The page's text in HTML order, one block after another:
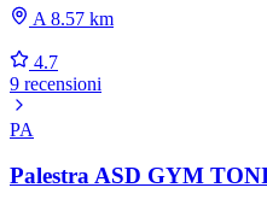
A 8.57 km
4.7
9 recensioni
PA
Palestra ASD GYM